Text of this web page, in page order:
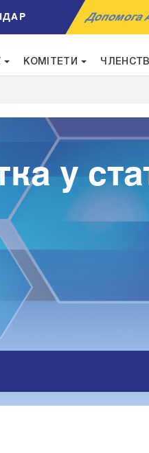
Допомога
КОМІТЕТИ
у